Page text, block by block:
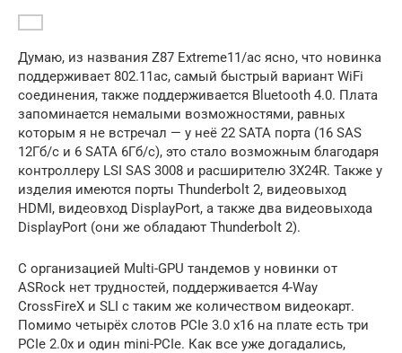
Думаю, из названия Z87 Extreme11/ac ясно, что новинка
поддерживает 802.11ac, самый быстрый вариант WiFi
соединения, также поддерживается Bluetooth 4.0. Плата
запоминается немалыми возможностями, равных
которым я не встречал — у неё 22 SATA порта (16 SAS
12Гб/с и 6 SATA 6Гб/с), это стало возможным благодаря
контроллеру LSI SAS 3008 и расширителю 3X24R. Также у
изделия имеются порты Thunderbolt 2, видеовыход
HDMI, видеовход DisplayPort, а также два видеовыхода
DisplayPort (они же обладают Thunderbolt 2).
С организацией Multi-GPU тандемов у новинки от
ASRock нет трудностей, поддерживается 4-Way
CrossFireX и SLI с таким же количеством видеокарт.
Помимо четырёх слотов PCIe 3.0 x16 на плате есть три
PCIe 2.0x и один mini-PCIe. Как все уже догадались,